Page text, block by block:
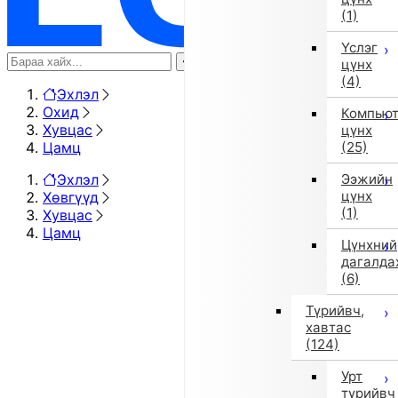
(1)
Үслэг
цүнх
(4)
цүнх
(25)
Ээжийн
цүнх
(1)
Цүнхний
(6)
Түрийвч,
хавтас
(124)
Урт
түрийвч
Эхлэл
Охид
Хувцас
Цамц
Эхлэл
Хөвгүүд
Хувцас
Цамц